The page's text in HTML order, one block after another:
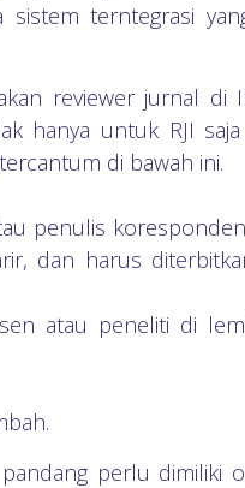
terntegrasi
reviewer jurnal di
hanya untuk RJI
di bawah ini.
penulis
dan harus
atau peneliti di
perlu dimiliki